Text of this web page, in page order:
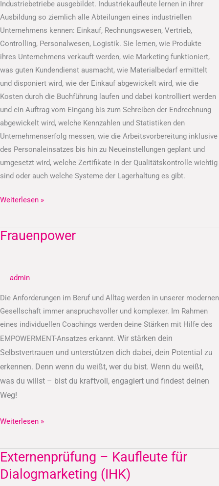
Industriebetriebe ausgebildet. Industriekaufleute lernen in ihrer
Ausbildung so ziemlich alle Abteilungen eines industriellen
Unternehmens kennen: Einkauf, Rechnungswesen, Vertrieb,
Controlling, Personalwesen, Logistik. Sie lernen, wie Produkte
ihres Unternehmens verkauft werden, wie Marketing funktioniert,
was guten Kundendienst ausmacht, wie Materialbedarf ermittelt
und disponiert wird, wie der Einkauf abgewickelt wird, wie die
Kosten durch die Buchführung laufen und dabei kontrolliert werden
und ein Auftrag vom Eingang bis zum Schreiben der Endrechnung
abgewickelt wird, welche Kennzahlen und Statistiken den
Unternehmenserfolg messen, wie die Arbeitsvorbereitung inklusive
des Personaleinsatzes bis hin zu Neueinstellungen geplant und
umgesetzt wird, welche Zertifikate in der Qualitätskontrolle wichtig
sind oder auch welche Systeme der Lagerhaltung es gibt.
Weiterlesen »
Frauenpower
admin
Die Anforderungen im Beruf und Alltag werden in unserer modernen
Gesellschaft immer anspruchsvoller und komplexer. Im Rahmen
eines individuellen Coachings werden deine Stärken mit Hilfe des
EMPOWERMENT-Ansatzes erkannt. Wir stärken dein
Selbstvertrauen und unterstützen dich dabei, dein Potential zu
erkennen. Denn wenn du weißt, wer du bist. Wenn du weißt,
was du willst – bist du kraftvoll, engagiert und findest deinen
Weg!
Frauenpower
Weiterlesen »
Externenprüfung – Kaufleute für
Dialogmarketing (IHK)
Externenprüfung
–
Kaufleute